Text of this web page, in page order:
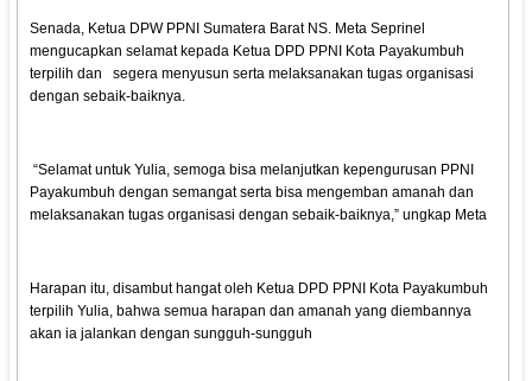
Senada, Ketua DPW PPNI Sumatera Barat NS. Meta Seprinel
mengucapkan selamat kepada Ketua DPD PPNI Kota Payakumbuh
terpilih dan segera menyusun serta melaksanakan tugas organisasi
dengan sebaik-baiknya.
“Selamat untuk Yulia, semoga bisa melanjutkan kepengurusan PPNI
Payakumbuh dengan semangat serta bisa mengemban amanah dan
melaksanakan tugas organisasi dengan sebaik-baiknya,” ungkap Meta
Harapan itu, disambut hangat oleh Ketua DPD PPNI Kota Payakumbuh
terpilih Yulia, bahwa semua harapan dan amanah yang diembannya
akan ia jalankan dengan sungguh-sungguh